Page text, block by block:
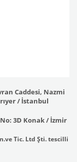
Caddesi, Nazmi
/ İstanbul
3D Konak / İzmir
Tic. Ltd Şti. tescilli